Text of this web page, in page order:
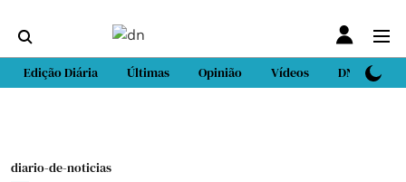
Edição Diária Últimas Opinião Vídeos DN Sport
diario-de-noticias